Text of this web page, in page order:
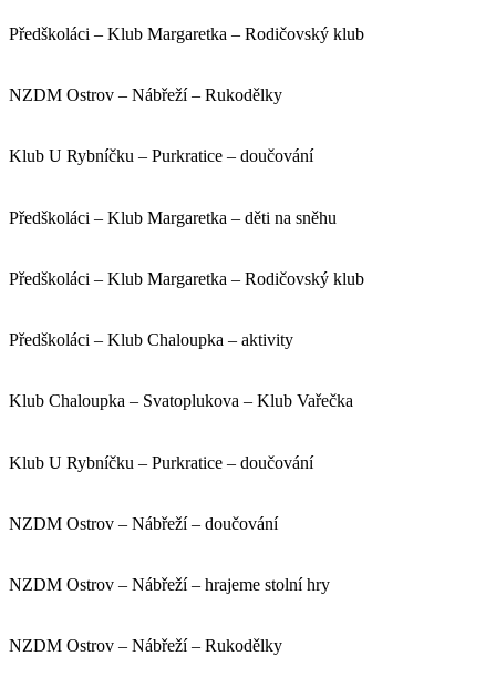
Předškoláci – Klub Margaretka – Rodičovský klub
NZDM Ostrov – Nábřeží – Rukodělky
Klub U Rybníčku – Purkratice – doučování
Předškoláci – Klub Margaretka – děti na sněhu
Předškoláci – Klub Margaretka – Rodičovský klub
Předškoláci – Klub Chaloupka – aktivity
Klub Chaloupka – Svatoplukova – Klub Vařečka
Klub U Rybníčku – Purkratice – doučování
NZDM Ostrov – Nábřeží – doučování
NZDM Ostrov – Nábřeží – hrajeme stolní hry
NZDM Ostrov – Nábřeží – Rukodělky